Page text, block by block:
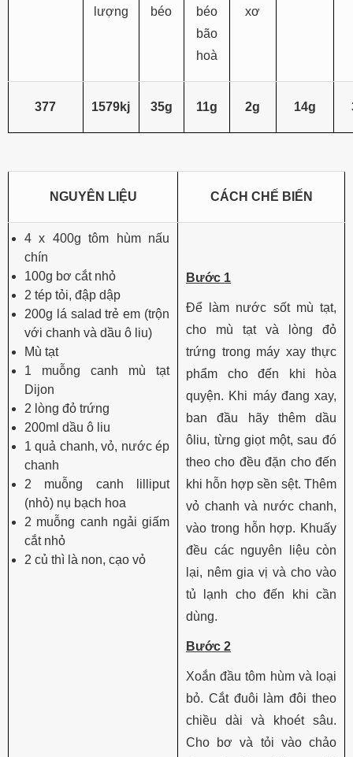
lượng
béo
béo
bão
hoà
xơ
377 1579kj 35g 11g 2g 14g
NGUYÊN LIỆU CÁCH CHẾ BIẾN
4 x 400g tôm hùm nấu
chín
100g bơ cắt nhỏ
2 tép tỏi, đập dập
200g lá salad trẻ em (trộn
với chanh và dầu ô liu)
Mù tạt
1 muỗng canh mù tạt
Dijon
2 lòng đỏ trứng
200ml dầu ô liu
1 quả chanh, vỏ, nước ép
chanh
2 muỗng canh lilliput
(nhỏ) nụ bạch hoa
2 muỗng canh ngải giấm
cắt nhỏ
2 củ thì là non, cạo vỏ
Bước 1
Để làm nước sốt mù tạt,
cho mù tạt và lòng đỏ
trứng trong máy xay thực
phẩm cho đến khi hòa
quyện. Khi máy đang xay,
ban đầu hãy thêm dầu
ôliu, từng giọt một, sau đó
theo cho đều đặn cho đến
khi hỗn hợp sền sệt. Thêm
vỏ chanh và nước chanh,
vào trong hỗn hợp. Khuấy
đều các nguyên liệu còn
lại, nêm gia vị và cho vào
tủ lạnh cho đến khi cần
dùng.
Bước 2
Xoắn đầu tôm hùm và loại
bỏ. Cắt đuôi làm đôi theo
chiều dài và khoét sâu.
Cho bơ và tỏi vào chảo